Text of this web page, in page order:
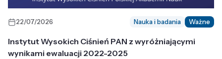
22/07/2026 Nauka i badania Ważne
Instytut Wysokich Ciśnień PAN z wyróżniającymi
wynikami ewaluacji 2022-2025